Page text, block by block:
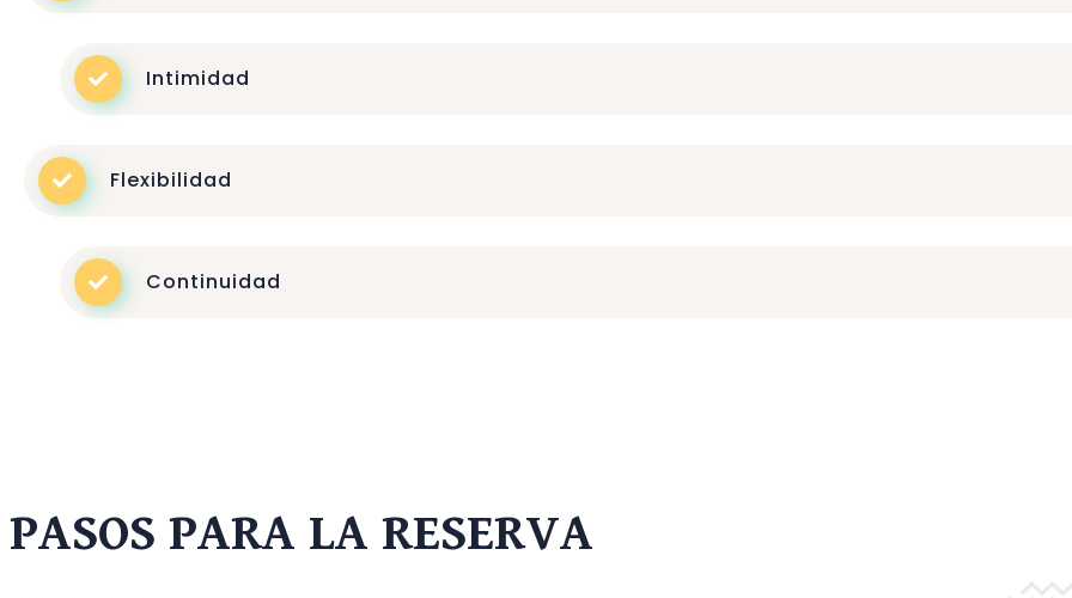
Intimidad
Flexibilidad
Continuidad
PASOS PARA LA RESERVA